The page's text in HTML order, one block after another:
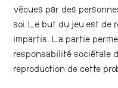
vécues par des
soi. Le but du jeu est de
impartis. La partie
responsabilité sociétale
reproduction de cette